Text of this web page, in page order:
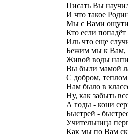
Писать Вы
И что такое
Мы с Вами
Кто если попадёт
Иль что еще
Бежим мы к Вам,
Живой воды
Вы были мамой
С добром,
Нам было в
Ну, как забыть
А годы - кони
Быстрей -
Учительница
Как мы по Вам